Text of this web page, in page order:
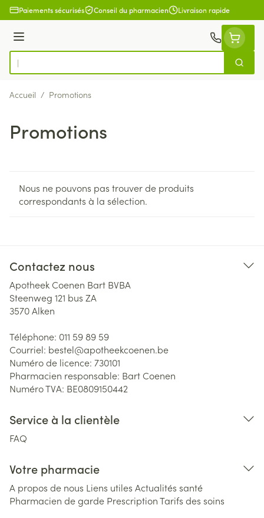
Aller au contenu
Paiements sécurisés Conseil du pharmacien Livraison rapide
Menu
Rechercher
Accueil / Promotions
Promotions
Nous ne pouvons pas trouver de produits
correspondants à la sélection.
Contactez nous
Apotheek Coenen Bart BVBA
Steenweg 121 bus ZA
3570Alken
Téléphone: 011 59 89 59
Courriel: bestel@apotheekcoenen.be
Numéro de licence: 730101
Pharmacien responsable: Bart Coenen
Numéro TVA: BE0809150442
Service à la clientèle
FAQ
Votre pharmacie
A propos de nous Liens utiles Actualités santé
Pharmacien de garde PrescriptionTarifs des soins